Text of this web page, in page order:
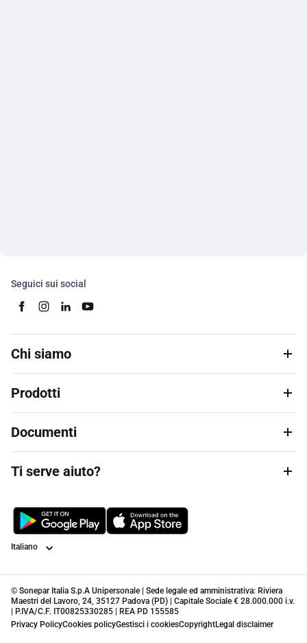
Seguici sui social
Chi siamo
Prodotti
Documenti
Ti serve aiuto?
Lingua
© Sonepar Italia S.p.A Unipersonale | Sede legale ed amministrativa: Riviera
Maestri del Lavoro, 24, 35127 Padova (PD) | Capitale Sociale € 28.000.000 i.v.
| P.IVA/C.F. IT00825330285 | REA PD 155585
Privacy PolicyCookies policyGestisci i cookiesCopyrightLegal disclaimer